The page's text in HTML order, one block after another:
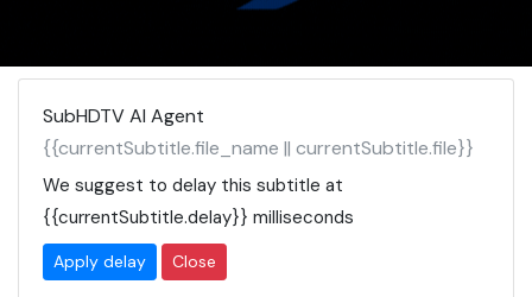
SubHDTV AI Agent
{{currentSubtitle.file_name || currentSubtitle.file}}
We suggest to delay this subtitle at
{{currentSubtitle.delay}} milliseconds
Apply delay Close